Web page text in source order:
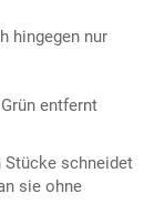
hingegen nur
entfernt
Stücke schneidet
sie ohne